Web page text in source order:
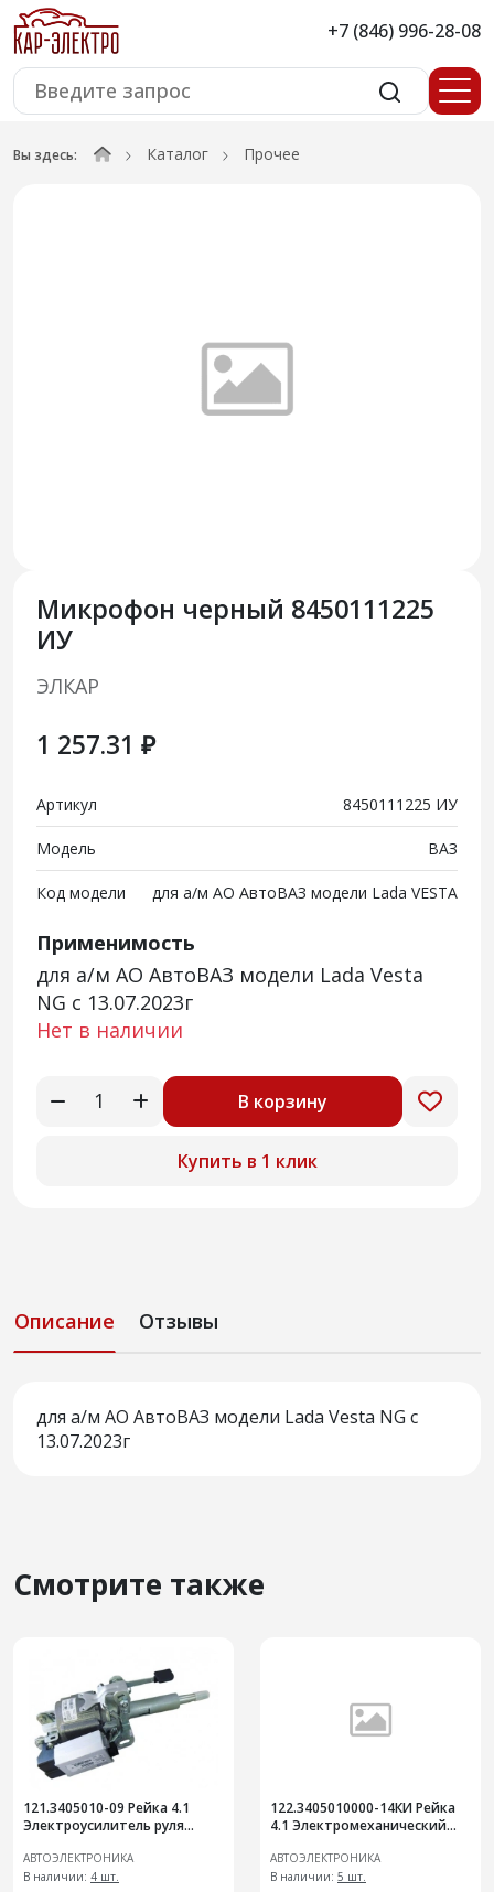
+7 (846) 996-28-08
Вы здесь: Каталог Прочее
Микрофон черный 8450111225
ИУ
ЭЛКАР
1 257.31 ₽
Артикул 8450111225 ИУ
Модель ВАЗ
Код модели для а/м АО АвтоВАЗ модели Lada VESTA
Применимость
для а/м АО АвтоВАЗ модели Lada Vesta
NG с 13.07.2023г
Нет в наличии
В корзину
Купить в 1 клик
Описание Отзывы
для а/м АО АвтоВАЗ модели Lada Vesta NG с
13.07.2023г
Смотрите также
121.3405010-09 Рейка 4.1
Электроусилитель руля
замена 121.340501000-04/05
АВТОЭЛЕКТРОНИКА
В наличии: 4 шт.
122.3405010000-14КИ Рейка
4.1 Электромеханический
122.3405010000-02А
АВТОЭЛЕКТРОНИКА
В наличии: 5 шт.